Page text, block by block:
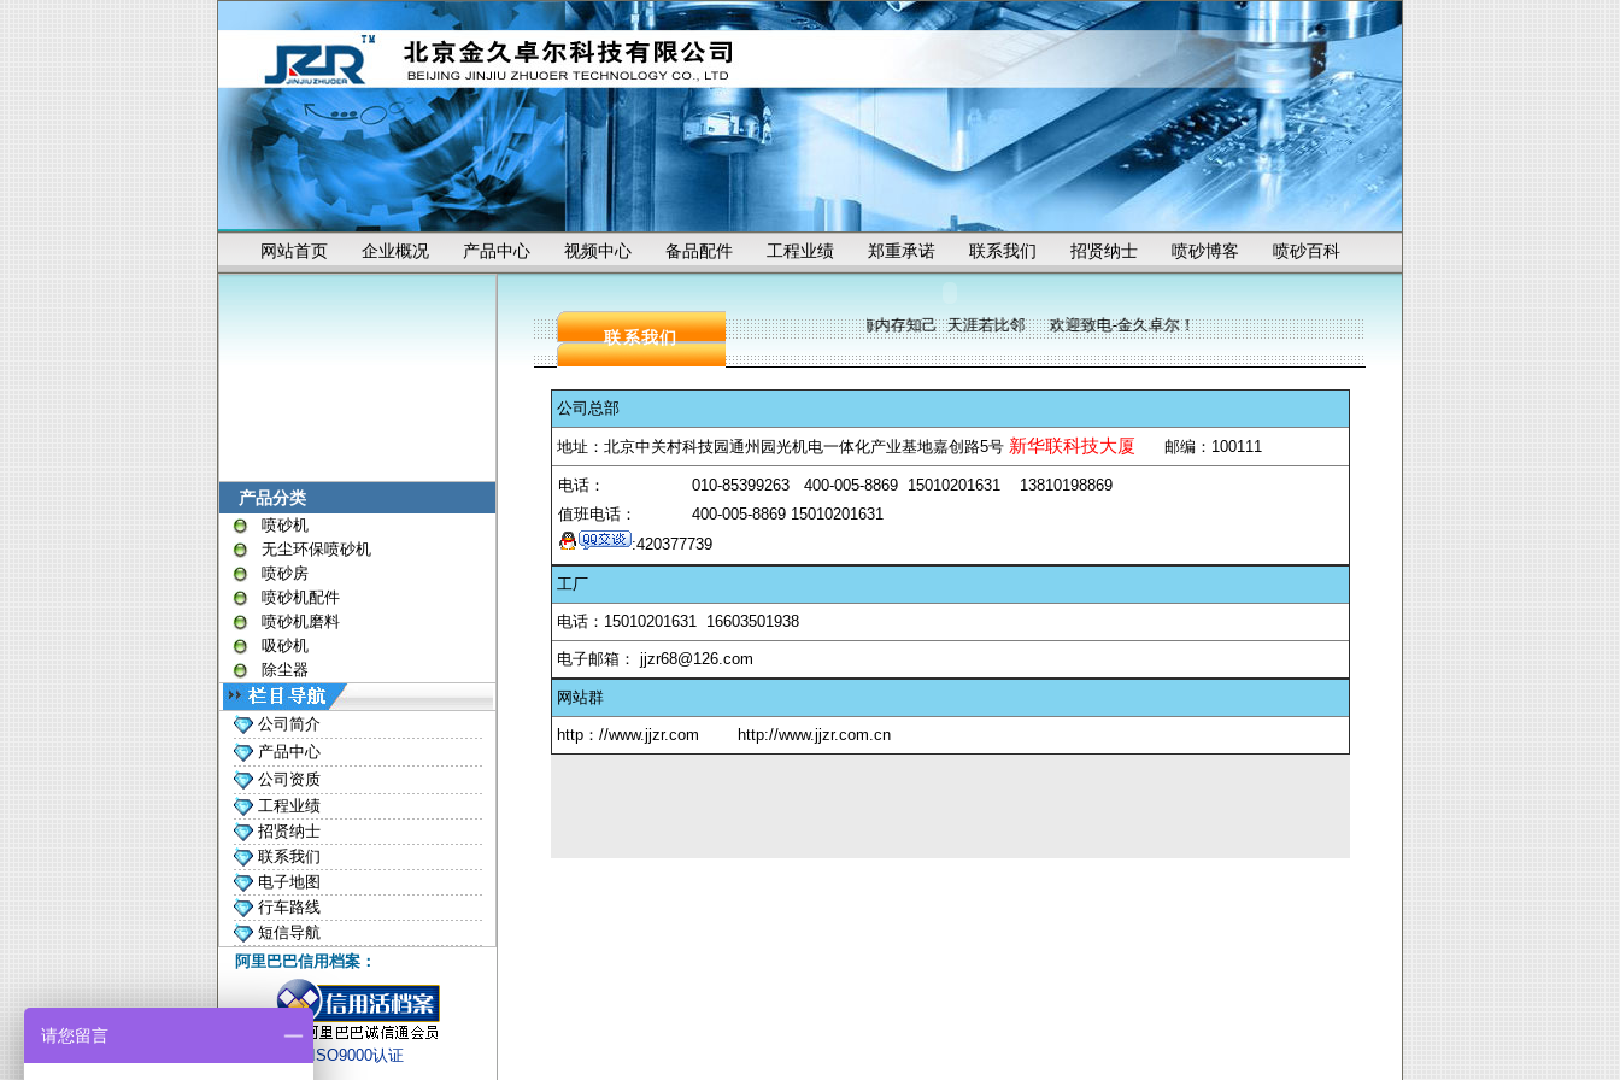
网站首页 企业概况 产品中心 视频中心 备品配件 工程业绩 郑重承诺 联系我们 招贤纳士 喷砂博客 喷砂百科
产品分类
喷砂机
无尘环保喷砂机
喷砂房
喷砂机配件
喷砂机磨料
吸砂机
除尘器
公司简介
产品中心
公司资质
工程业绩
招贤纳士
联系我们
电子地图
行车路线
短信导航
阿里巴巴信用档案：
ISO9000认证
联系我们
海内存知己 天涯若比邻 欢迎致电-金久卓尔！
公司总部
地址：北京中关村科技园通州园光机电一体化产业基地嘉创路5号 新华联科技大厦 邮编：100111
电话：
010-85399263 400-005-8869 15010201631 13810198869
值班电话：
400-005-8869 15010201631
:420377739
工厂
电话：15010201631 16603501938
电子邮箱： jjzr68@126.com
网站群
http：//www.jjzr.com http://www.jjzr.com.cn
请您留言